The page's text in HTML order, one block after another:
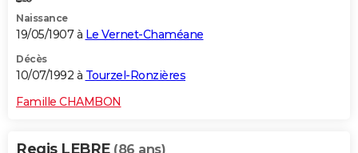
Naissance
19/05/1907 à Le Vernet-Chaméane
Décès
10/07/1992 à Tourzel-Ronzières
Famille CHAMBON
Regis LEBRE (86 ans)